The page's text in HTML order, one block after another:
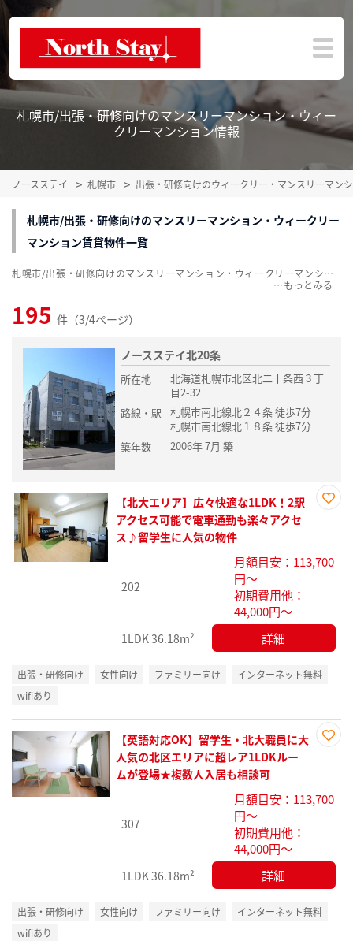
札幌市/出張・研修向けのマンスリーマンション・ウィー
クリーマンション情報
ノースステイ 札幌市 出張・研修向けのウィークリー・マンスリーマン
札幌市/出張・研修向けのマンスリーマンション・ウィークリー
マンション賃貸物件一覧
195 件（3/4ページ）
ノースステイ北20条
所在地
北海道札幌市北区北二十条西３丁
目2-32
路線・駅
札幌市南北線北２４条 徒歩7分
札幌市南北線北１８条 徒歩7分
築年数
2006年 7月 築
録
【北大エリア】広々快適な1LDK！2駅
アクセス可能で電車通勤も楽々アクセ
ス♪留学生に人気の物件
202
月額目安：113,700
円～
初期費用他：
44,000円～
1LDK36.18m² 詳細
出張・研修向け 女性向け ファミリー向け
インターネット無料
wifiあり
録
【英語対応OK】留学生・北大職員に大
人気の北区エリアに超レア1LDKルー
ムが登場★複数人入居も相談可
307
月額目安：113,700
円～
初期費用他：
44,000円～
1LDK36.18m² 詳細
出張・研修向け 女性向け ファミリー向け
インターネット無料
wifiあり
札幌市/出張・研修向けのマンスリーマンション・ウィークリーマンション賃貸物件一覧を、195件掲載中。敷金・礼金無料、家具・家電付をご紹介。こだわり条件での絞込みも簡単！
…